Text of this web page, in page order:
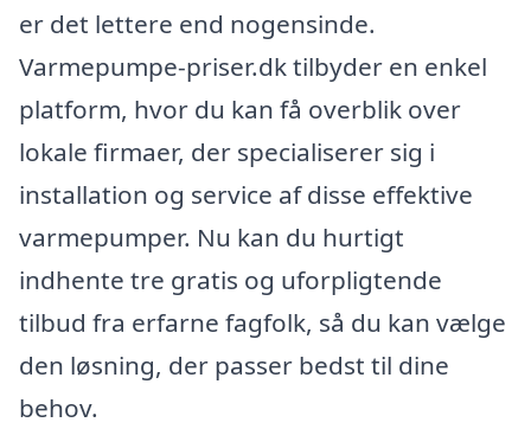
er det lettere end nogensinde.
Varmepumpe-priser.dk tilbyder en enkel
platform, hvor du kan få overblik over
lokale firmaer, der specialiserer sig i
installation og service af disse effektive
varmepumper. Nu kan du hurtigt
indhente tre gratis og uforpligtende
tilbud fra erfarne fagfolk, så du kan vælge
den løsning, der passer bedst til dine
behov.